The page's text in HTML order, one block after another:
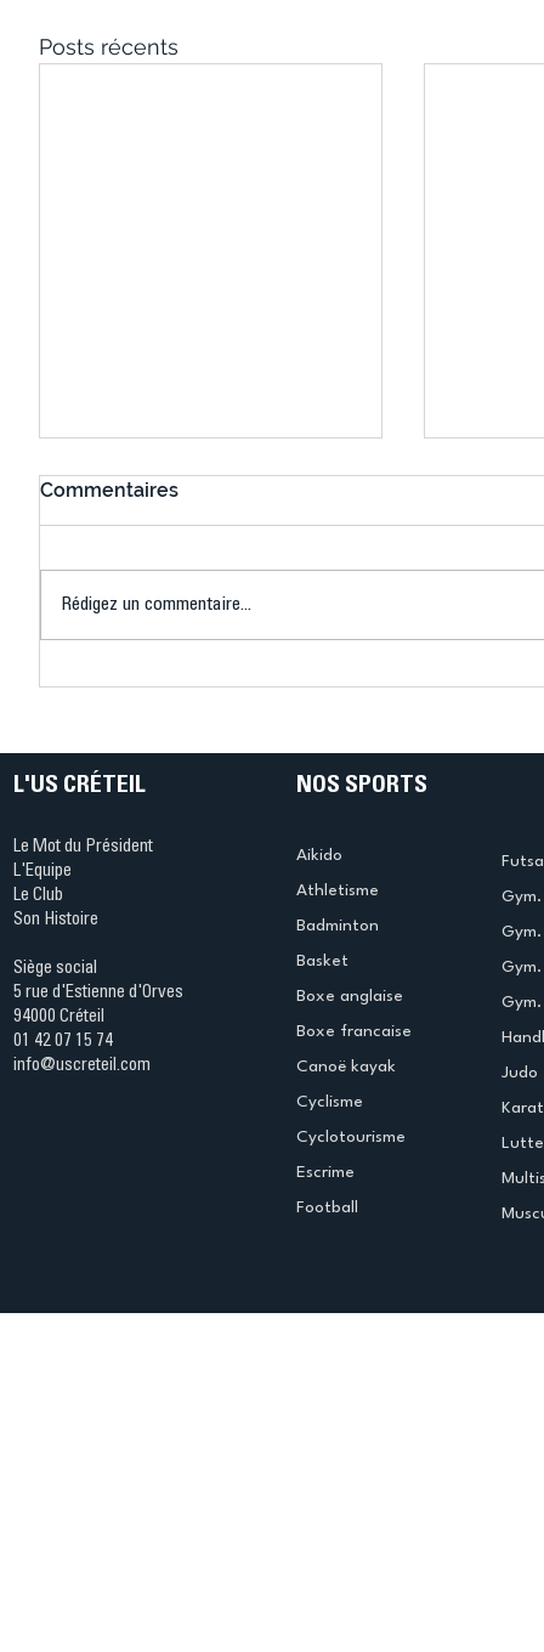
Posts récents
Ping ? Quand le tennis de
termine
Commentaires
Rédigez un commentaire...
L'US CRÉTEIL
Le Mot du Président
L'Equipe
Le Club
Son Histoire
Siège social
5 rue d'Estienne d'Orves
94000 Créteil
01 42 07 15 74
info@uscreteil.com
NOS SPORTS
Aikido
Athletisme
Badminton
Basket
Boxe anglaise
Boxe francaise
Canoë kayak
Cyclisme
Cyclotourisme
Escrime
Football
Judo
Lutte